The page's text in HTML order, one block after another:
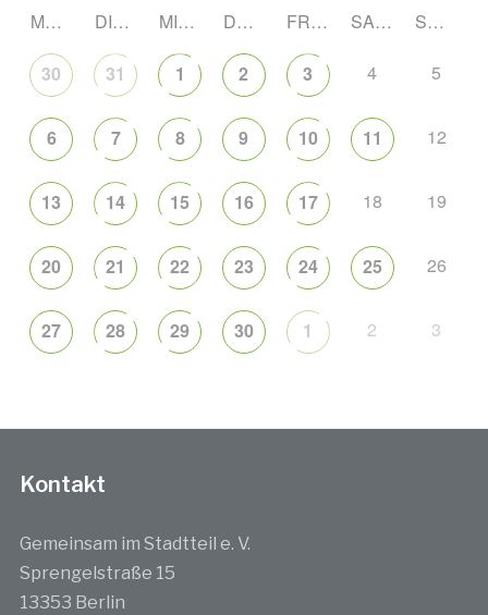
MONTAG DIENSTAG MITTWOCH DONNERSTAG FREITAG SAMSTAG SONNTAG
30 31 1 2 3 4 5
6 7 8 9 10 11 12
13 14 15 16 17 18 19
20 21 22 23 24 25 26
27 28 29 30 1 2 3
Kontakt
Gemeinsam im Stadtteil e. V.
Sprengelstraße 15
13353 Berlin